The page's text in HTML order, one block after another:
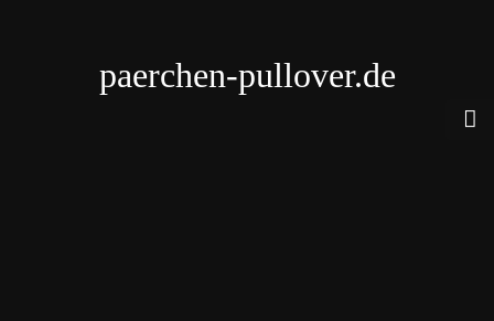
paerchen-pullover.de